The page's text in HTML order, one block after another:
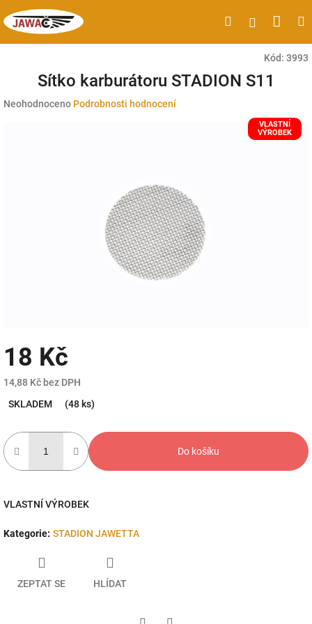
na
obsah
HledatPřihlášení
Kód: 3993
Sítko karburátoru STADION S11
Průměrné
Neohodnoceno Podrobnosti hodnocení
VLASTNÍ
VÝROBEK
18 Kč
14,88 Kč bez DPH
cena:
SKLADEM (48 ks)
Do košíku
VLASTNÍ VÝROBEK
Kategorie: STADION JAWETTA
ZEPTAT SE HLÍDAT